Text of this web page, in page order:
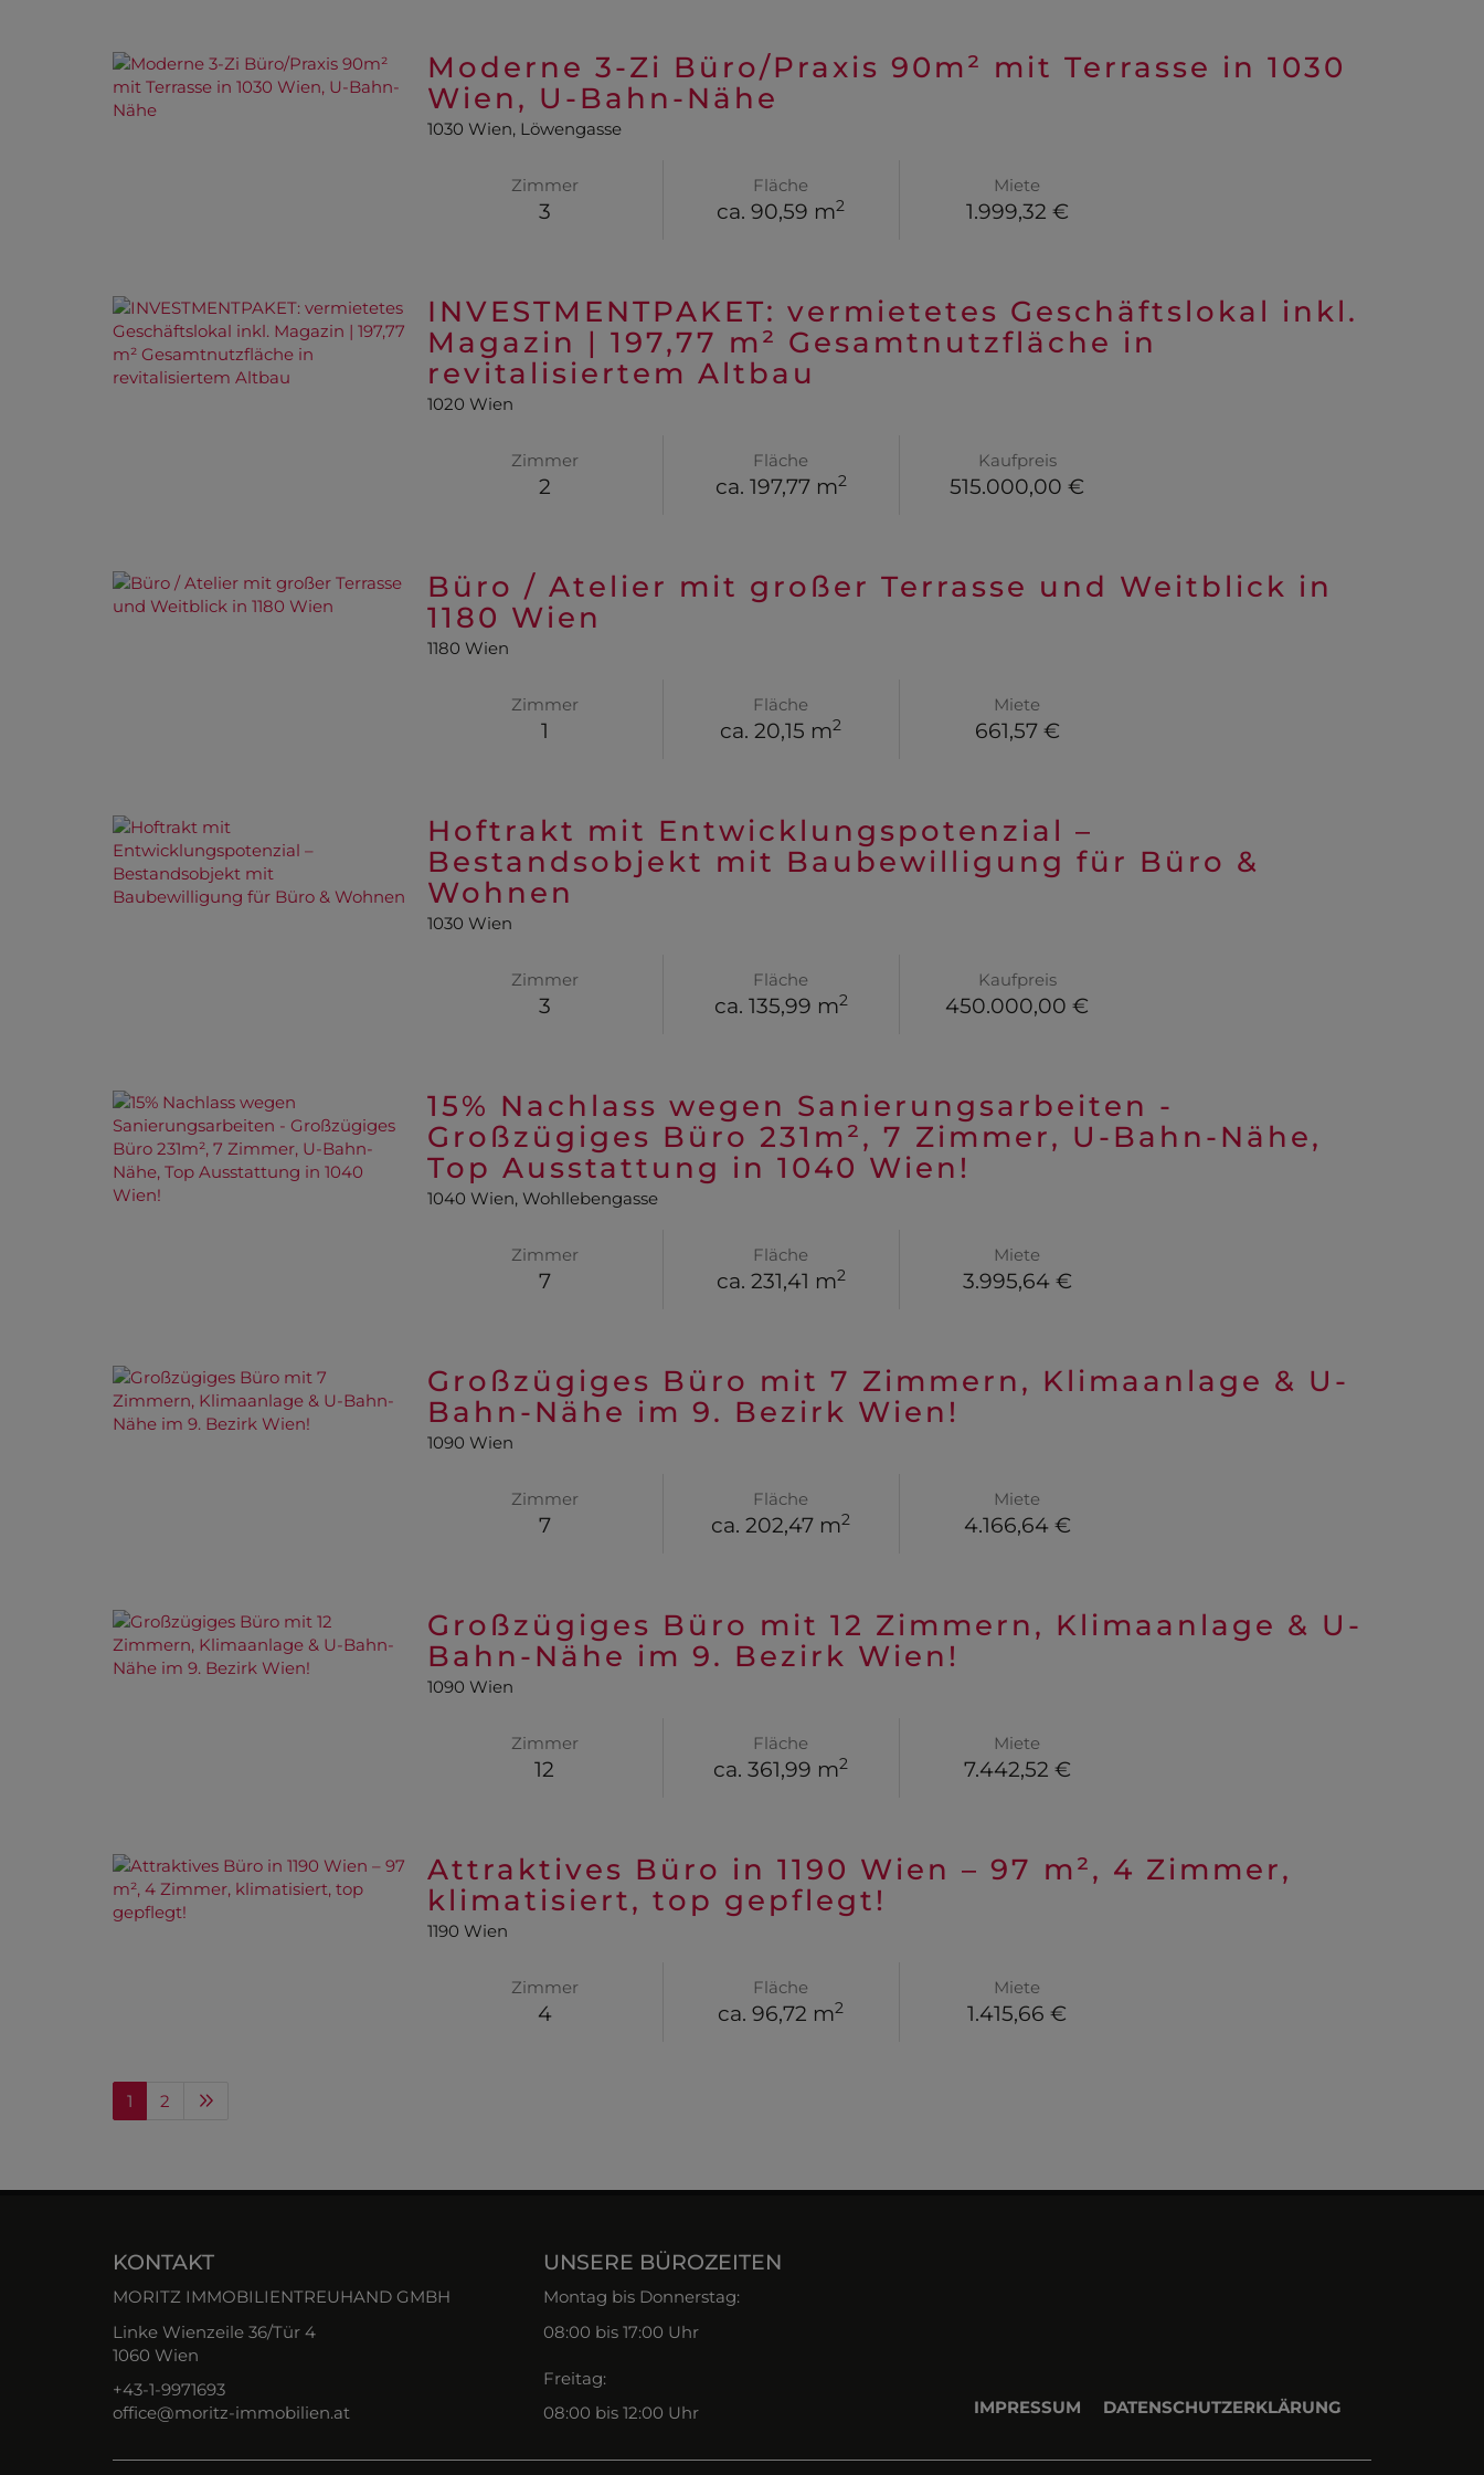
Moderne 3-Zi Büro/Praxis 90m² mit Terrasse in 1030
Wien, U-Bahn-Nähe
1030 Wien, Löwengasse
Zimmer
3
Fläche
ca. 90,59 m2
Miete
1.999,32 €
INVESTMENTPAKET: vermietetes Geschäftslokal inkl.
Magazin | 197,77 m² Gesamtnutzfläche in
revitalisiertem Altbau
1020 Wien
Zimmer
2
Fläche
ca. 197,77 m2
Kaufpreis
515.000,00 €
Büro / Atelier mit großer Terrasse und Weitblick in
1180 Wien
1180 Wien
Zimmer
1
Fläche
ca. 20,15 m2
Miete
661,57 €
Hoftrakt mit Entwicklungspotenzial –
Bestandsobjekt mit Baubewilligung für Büro &
Wohnen
1030 Wien
Zimmer
3
Fläche
ca. 135,99 m2
Kaufpreis
450.000,00 €
15% Nachlass wegen Sanierungsarbeiten -
Großzügiges Büro 231m², 7 Zimmer, U-Bahn-Nähe,
Top Ausstattung in 1040 Wien!
1040 Wien, Wohllebengasse
Zimmer
7
Fläche
ca. 231,41 m2
Miete
3.995,64 €
Großzügiges Büro mit 7 Zimmern, Klimaanlage & U-
Bahn-Nähe im 9. Bezirk Wien!
1090 Wien
Zimmer
7
Fläche
ca. 202,47 m2
Miete
4.166,64 €
Großzügiges Büro mit 12 Zimmern, Klimaanlage & U-
Bahn-Nähe im 9. Bezirk Wien!
1090 Wien
Zimmer
12
Fläche
ca. 361,99 m2
Miete
7.442,52 €
Attraktives Büro in 1190 Wien – 97 m², 4 Zimmer,
klimatisiert, top gepflegt!
1190 Wien
Zimmer
4
Fläche
ca. 96,72 m2
Miete
1.415,66 €
1 2
KONTAKT
MORITZ IMMOBILIENTREUHAND GMBH
Linke Wienzeile 36/Tür 4
1060 Wien
+43-1-9971693
office@moritz-immobilien.at
UNSERE BÜROZEITEN
Montag bis Donnerstag:
08:00 bis 17:00 Uhr
Freitag:
08:00 bis 12:00 Uhr
IMPRESSUM DATENSCHUTZERKLÄRUNG